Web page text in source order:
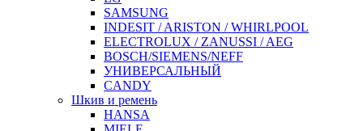
SAMSUNG
INDESIT / ARISTON / WHIRLPOOL
ELECTROLUX / ZANUSSI / AEG
BOSCH/SIEMENS/NEFF
УНИВЕРСАЛЬНЫЙ
CANDY
Шкив и ремень
HANSA